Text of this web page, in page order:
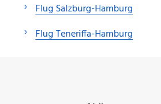
Flug Salzburg-Hamburg
Flug Teneriffa-Hamburg